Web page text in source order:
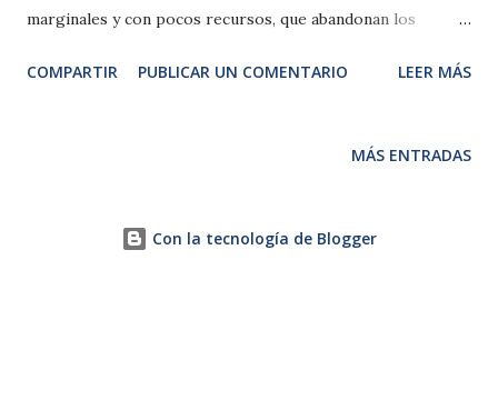
marginales y con pocos recursos, que abandonan los
personas dentro de las maras van ascendiendo en función
forma frecuente, se dedican al negocio del tráfico de
y con la policía. Como habitantes de un país “civilizado” (si
COMPARTIR PUBLICAR UN COMENTARIO LEER MÁS
MÁS ENTRADAS
Con la tecnología de Blogger